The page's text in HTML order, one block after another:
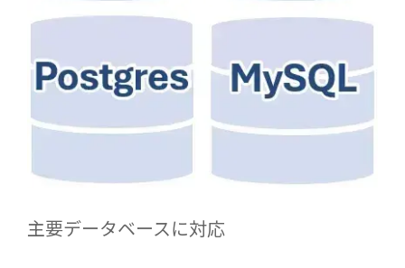
主要データベースに対応